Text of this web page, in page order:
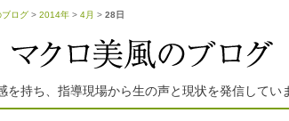
ブログ > 2014年 > 4月 > 28日
持ち、指導現場から生の声と現状を発信してい